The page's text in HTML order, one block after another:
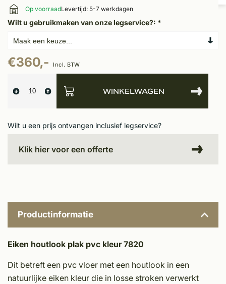
Op voorraadLevertijd: 5-7 werkdagen
Wilt u gebruikmaken van onze legservice?: *
€360,- Incl. BTW
WINKELWAGEN
Wilt u een prijs ontvangen inclusief legservice?
Klik hier voor een offerte
Productinformatie
Eiken houtlook plak pvc kleur 7820
Dit betreft een pvc vloer met een houtlook in een
natuurlijke eiken kleur die in losse stroken verwerkt